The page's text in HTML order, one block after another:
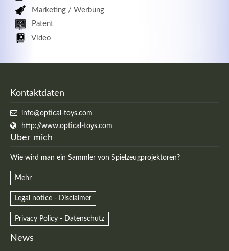
Marketing / Werbung
Patent
Video
Kontaktdaten
info@optical-toys.com
http://www.optical-toys.com
Über mich
Wie wird man ein Sammler von Spielzeugprojektoren?
Mehr
Legal notice - Disclaimer
Privacy Policy - Datenschutz
News